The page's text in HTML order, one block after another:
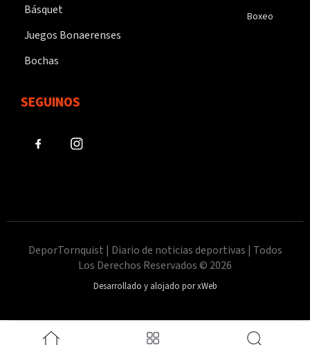
Básquet
Juegos Bonaerenses
Bochas
Boxeo
SEGUINOS
DeporTornquist | Diario de noticias deportivas | Todos
Los Derechos Reservados © 2026
Desarrollado y alojado por xWeb